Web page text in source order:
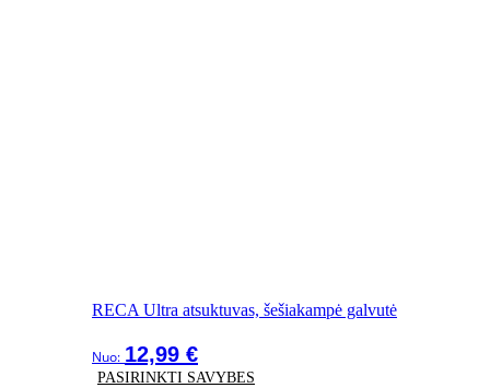
RECA Ultra atsuktuvas, šešiakampė galvutė
Nuo: 12,99 €
PASIRINKTI SAVYBES